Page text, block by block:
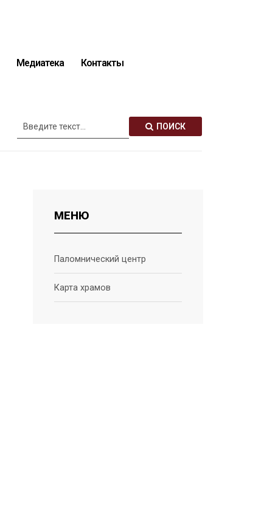
Медиатека Контакты
ПОИСК
МЕНЮ
Паломнический центр
Карта храмов